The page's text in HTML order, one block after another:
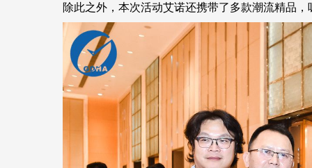
除此之外，本次活动艾诺还携带了多款潮流精品